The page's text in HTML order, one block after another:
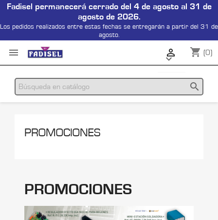
Fadisel permanecerá cerrado del 4 de agosto al 31 de
agosto de 2026.
Los pedidos realizados entre estas fechas se entregarán a partir del 31 de
agosto.

 shopping_cart (0)

search
PROMOCIONES
PROMOCIONES